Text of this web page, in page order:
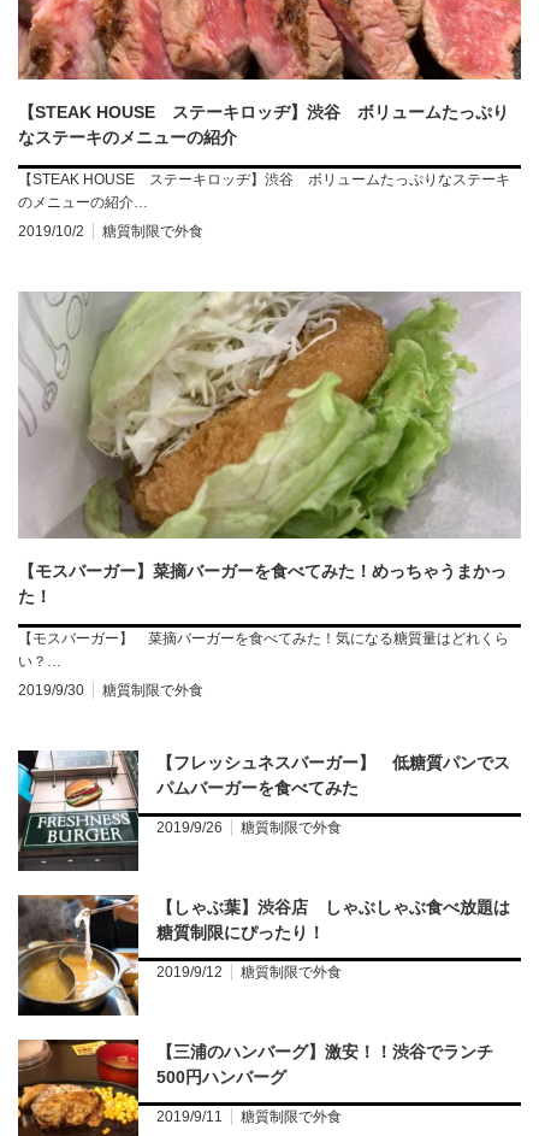
【STEAK HOUSE ステーキロッヂ】渋谷 ボリュームたっぷり
なステーキのメニューの紹介
【STEAK HOUSE ステーキロッヂ】渋谷 ボリュームたっぷりなステーキ
のメニューの紹介…
2019/10/2
糖質制限で外食
【モスバーガー】菜摘バーガーを食べてみた！めっちゃうまかっ
た！
【モスバーガー】 菜摘バーガーを食べてみた！気になる糖質量はどれくら
い？…
2019/9/30
糖質制限で外食
【フレッシュネスバーガー】 低糖質パンでス
パムバーガーを食べてみた
2019/9/26 糖質制限で外食
【しゃぶ葉】渋谷店 しゃぶしゃぶ食べ放題は
糖質制限にぴったり！
2019/9/12 糖質制限で外食
【三浦のハンバーグ】激安！！渋谷でランチ
500円ハンバーグ
2019/9/11 糖質制限で外食